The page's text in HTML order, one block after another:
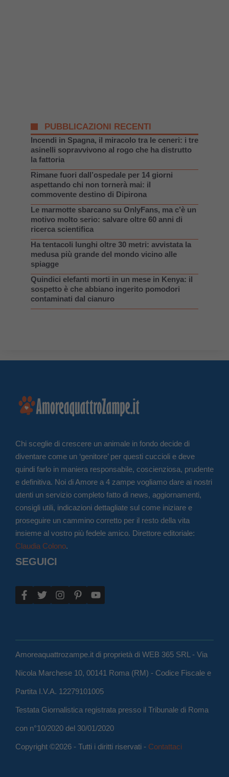
PUBBLICAZIONI RECENTI
Incendi in Spagna, il miracolo tra le ceneri: i tre
asinelli sopravvivono al rogo che ha distrutto
la fattoria
Rimane fuori dall’ospedale per 14 giorni
aspettando chi non tornerà mai: il
commovente destino di Dipirona
Le marmotte sbarcano su OnlyFans, ma c’è un
motivo molto serio: salvare oltre 60 anni di
ricerca scientifica
Ha tentacoli lunghi oltre 30 metri: avvistata la
medusa più grande del mondo vicino alle
spiagge
Quindici elefanti morti in un mese in Kenya: il
sospetto è che abbiano ingerito pomodori
contaminati dal cianuro
Chi sceglie di crescere un animale in fondo decide di
diventare come un ‘genitore’ per questi cuccioli e deve
quindi farlo in maniera responsabile, coscienziosa, prudente
e definitiva. Noi di Amore a 4 zampe vogliamo dare ai nostri
utenti un servizio completo fatto di news, aggiornamenti,
consigli utili, indicazioni dettagliate sul come iniziare e
proseguire un cammino corretto per il resto della vita
insieme al vostro più fedele amico. Direttore editoriale:
Claudia Colono.
SEGUICI
Amoreaquattrozampe.it di proprietà di WEB 365 SRL - Via
Nicola Marchese 10, 00141 Roma (RM) - Codice Fiscale e
Partita I.V.A. 12279101005
Testata Giornalistica registrata presso il Tribunale di Roma
con n°10/2020 del 30/01/2020
Copyright ©2026 - Tutti i diritti riservati - Contattaci